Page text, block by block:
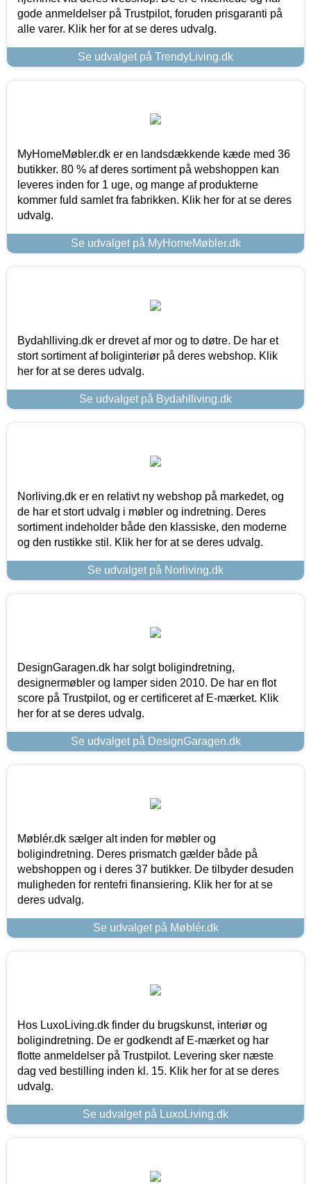
gode anmeldelser på Trustpilot, foruden prisgaranti på
alle varer. Klik her for at se deres udvalg.
Se udvalget på TrendyLiving.dk
MyHomeMøbler.dk er en landsdækkende kæde med 36
butikker. 80 % af deres sortiment på webshoppen kan
leveres inden for 1 uge, og mange af produkterne
kommer fuld samlet fra fabrikken. Klik her for at se deres
udvalg.
Se udvalget på MyHomeMøbler.dk
Bydahlliving.dk er drevet af mor og to døtre. De har et
stort sortiment af boliginteriør på deres webshop. Klik
her for at se deres udvalg.
Se udvalget på Bydahlliving.dk
Norliving.dk er en relativt ny webshop på markedet, og
de har et stort udvalg i møbler og indretning. Deres
sortiment indeholder både den klassiske, den moderne
og den rustikke stil. Klik her for at se deres udvalg.
Se udvalget på Norliving.dk
DesignGaragen.dk har solgt boligindretning,
designermøbler og lamper siden 2010. De har en flot
score på Trustpilot, og er certificeret af E-mærket. Klik
her for at se deres udvalg.
Se udvalget på DesignGaragen.dk
Møblér.dk sælger alt inden for møbler og
boligindretning. Deres prismatch gælder både på
webshoppen og i deres 37 butikker. De tilbyder desuden
muligheden for rentefri finansiering. Klik her for at se
deres udvalg.
Se udvalget på Møblér.dk
Hos LuxoLiving.dk finder du brugskunst, interiør og
boligindretning. De er godkendt af E-mærket og har
flotte anmeldelser på Trustpilot. Levering sker næste
dag ved bestilling inden kl. 15. Klik her for at se deres
udvalg.
Se udvalget på LuxoLiving.dk